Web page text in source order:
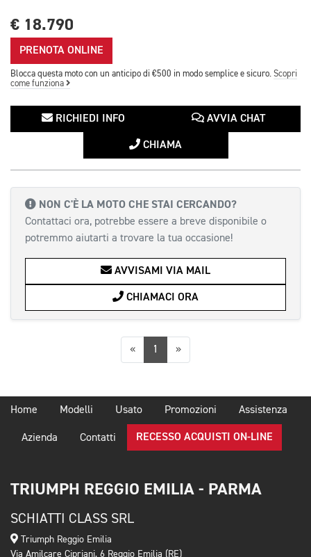
€ 18.790
PRENOTA ONLINE
Blocca questa moto con un anticipo di €500 in modo semplice e sicuro. Scopri
come funziona
RICHIEDI INFO AVVIA CHAT
CHIAMA
NON C'È LA MOTO CHE STAI CERCANDO?
Contattaci ora, potrebbe essere a breve disponibile o
potremmo aiutarti a trovare la tua occasione!
AVVISAMI VIA MAIL
CHIAMACI ORA
«Precedente
1 »Successiva
Home Modelli Usato Promozioni Assistenza
Azienda Contatti RECESSO ACQUISTI ON-LINE
TRIUMPH REGGIO EMILIA - PARMA
SCHIATTI CLASS SRL
Triumph Reggio Emilia
Via Amilcare Cipriani, 6 Reggio Emilia (RE)